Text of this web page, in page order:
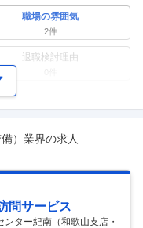
職場の雰囲気
2件
退職検討理由
性の活躍・働きやすさ
ワーク・リモートワーク
）業界の求人
問サービス
ター紀南（和歌山支店・